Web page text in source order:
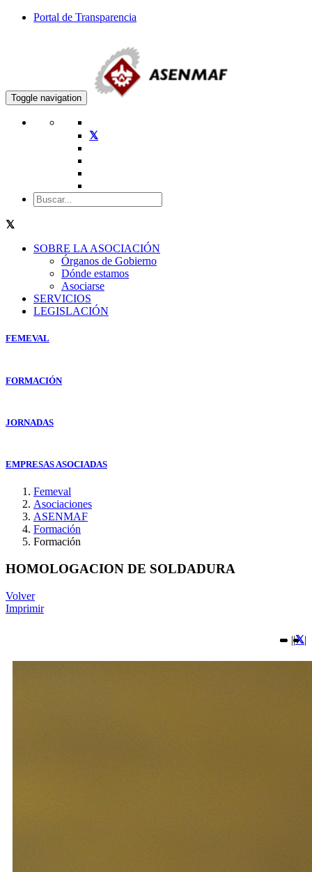
Portal de Transparencia
Toggle navigation
SOBRE LA ASOCIACIÓN
Órganos de Gobierno
Dónde estamos
Asociarse
SERVICIOS
LEGISLACIÓN
FEMEVAL
FORMACIÓN
JORNADAS
EMPRESAS ASOCIADAS
Femeval
Asociaciones
ASENMAF
Formación
Formación
HOMOLOGACION DE SOLDADURA
Volver
Imprimir
|| |